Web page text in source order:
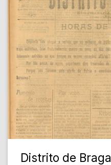
Distrito de Braga